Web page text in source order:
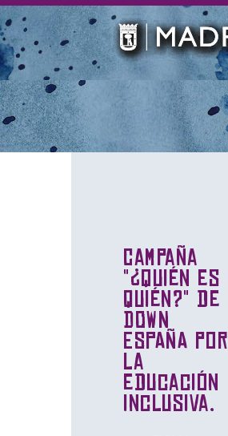
Campaña
"¿Quién es
quién?" de
DOWN
ESPAÑA por
la
educación
inclusiva.